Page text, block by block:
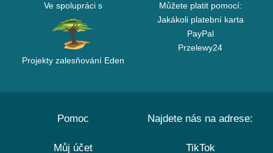
Ve spolupráci s
Projekty zalesňování Eden
Můžete platit pomocí:
Jakákoli platební karta
PayPal
Przelewy24
Pomoc
Můj účet
Najdete nás na adrese:
TikTok